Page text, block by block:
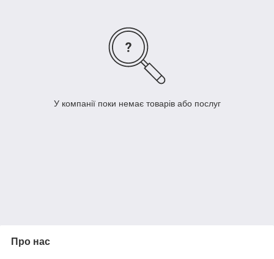
У компанії поки немає товарів або послуг
Про нас